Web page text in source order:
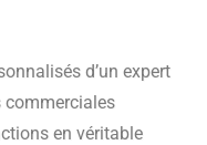
d’un expert
commerciales
en véritable